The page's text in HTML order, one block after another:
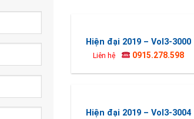
Hiện đại 2019 – Vol3-3000
Liên hệ 0915.278.598
Hiện đại 2019 – Vol3-3004